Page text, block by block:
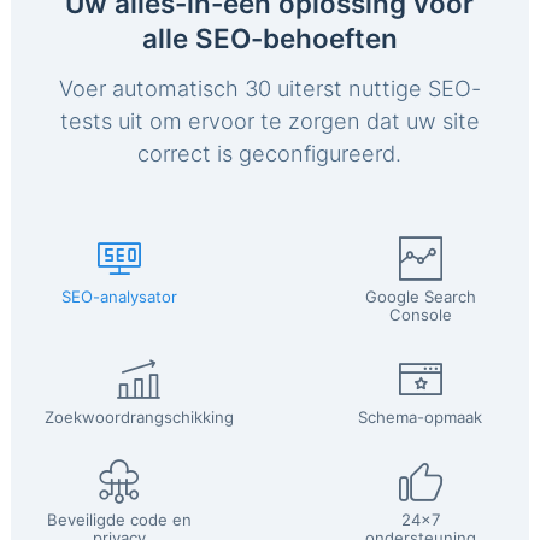
alle SEO-behoeften
Voer automatisch 30 uiterst nuttige SEO-
tests uit om ervoor te zorgen dat uw site
correct is geconfigureerd.
SEO-analysator
Google Search
Console
Zoekwoordrangschikking Schema-opmaak
Beveiligde code en
24x7